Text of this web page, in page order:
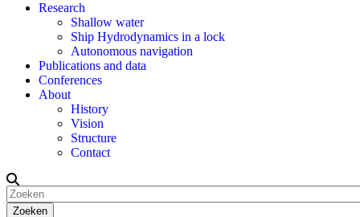
Research
Shallow water
Ship Hydrodynamics in a lock
Autonomous navigation
Publications and data
Conferences
About
History
Vision
Structure
Contact
Zoeken